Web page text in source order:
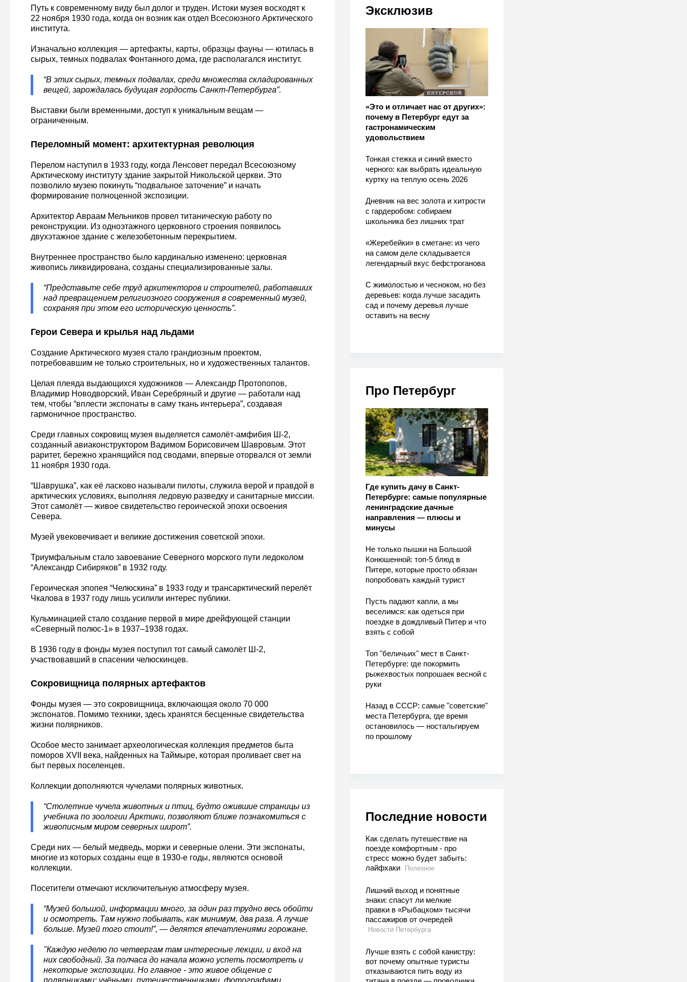
Эксклюзив
«Это и отличает нас от других»:
почему в Петербург едут за
гастронамическим
удовольствием
Тонкая стежка и синий вместо
черного: как выбрать идеальную
куртку на теплую осень 2026
Дневник на вес золота и хитрости
с гардеробом: собираем
школьника без лишних трат
«Жеребейки» в сметане: из чего
на самом деле складывается
легендарный вкус бефстроганова
С жимолостью и чесноком, но без
деревьев: когда лучше засадить
сад и почему деревья лучше
оставить на весну
Про Петербург
Где купить дачу в Санкт-
Петербурге: самые популярные
ленинградские дачные
направления — плюсы и
минусы
Не только пышки на Большой
Конюшенной: топ-5 блюд в
Питере, которые просто обязан
попробовать каждый турист
Пусть падают капли, а мы
веселимся: как одеться при
поездке в дождливый Питер и что
взять с собой
Топ "беличьих" мест в Санкт-
Петербурге: где покормить
рыжехвостых попрошаек весной с
руки
Назад в СССР: самые "советские"
места Петербурга, где время
остановилось — ностальгируем
по прошлому
Последние новости
Как сделать путешествие на
поезде комфортным - про
стресс можно будет забыть:
лайфхаки
Полезное
Лишний выход и понятные
знаки: спасут ли мелкие
правки в «Рыбацком» тысячи
пассажиров от очередей
Новости Петербурга
Лучше взять с собой канистру:
вот почему опытные туристы
отказываются пить воду из
Путь к современному виду был долог и труден. Истоки музея восходят к
22 ноября 1930 года, когда он возник как отдел Всесоюзного Арктического
института.
Изначально коллекция — артефакты, карты, образцы фауны — ютилась в
сырых, темных подвалах Фонтанного дома, где располагался институт.
“В этих сырых, темных подвалах, среди множества складированных
вещей, зарождалась будущая гордость Санкт-Петербурга”.
Выставки были временными, доступ к уникальным вещам —
ограниченным.
Переломный момент: архитектурная революция
Перелом наступил в 1933 году, когда Ленсовет передал Всесоюзному
Арктическому институту здание закрытой Никольской церкви. Это
позволило музею покинуть “подвальное заточение” и начать
формирование полноценной экспозиции.
Архитектор Авраам Мельников провел титаническую работу по
реконструкции. Из одноэтажного церковного строения появилось
двухэтажное здание с железобетонным перекрытием.
Внутреннее пространство было кардинально изменено: церковная
живопись ликвидирована, созданы специализированные залы.
“Представьте себе труд архитекторов и строителей, работавших
над превращением религиозного сооружения в современный музей,
сохраняя при этом его историческую ценность”.
Герои Севера и крылья над льдами
Создание Арктического музея стало грандиозным проектом,
потребовавшим не только строительных, но и художественных талантов.
Целая плеяда выдающихся художников — Александр Протопопов,
Владимир Новодворский, Иван Серебряный и другие — работали над
тем, чтобы “вплести экспонаты в саму ткань интерьера”, создавая
гармоничное пространство.
Среди главных сокровищ музея выделяется самолёт-амфибия Ш-2,
созданный авиаконструктором Вадимом Борисовичем Шавровым. Этот
раритет, бережно хранящийся под сводами, впервые оторвался от земли
11 ноября 1930 года.
“Шаврушка”, как её ласково называли пилоты, служила верой и правдой в
арктических условиях, выполняя ледовую разведку и санитарные миссии.
Этот самолёт — живое свидетельство героической эпохи освоения
Севера.
Музей увековечивает и великие достижения советской эпохи.
Триумфальным стало завоевание Северного морского пути ледоколом
“Александр Сибиряков” в 1932 году.
Героическая эпопея “Челюскина” в 1933 году и трансарктический перелёт
Чкалова в 1937 году лишь усилили интерес публики.
Кульминацией стало создание первой в мире дрейфующей станции
«Северный полюс-1» в 1937–1938 годах.
В 1936 году в фонды музея поступил тот самый самолёт Ш-2,
участвовавший в спасении челюскинцев.
Сокровищница полярных артефактов
Фонды музея — это сокровищница, включающая около 70 000
экспонатов. Помимо техники, здесь хранятся бесценные свидетельства
жизни полярников.
Особое место занимает археологическая коллекция предметов быта
поморов XVII века, найденных на Таймыре, которая проливает свет на
быт первых поселенцев.
Коллекции дополняются чучелами полярных животных.
“Столетние чучела животных и птиц, будто ожившие страницы из
учебника по зоологии Арктики, позволяют ближе познакомиться с
живописным миром северных широт”.
Среди них — белый медведь, моржи и северные олени. Эти экспонаты,
многие из которых созданы еще в 1930-е годы, являются основой
коллекции.
Посетители отмечают исключительную атмосферу музея.
“Музей большой, информации много, за один раз трудно весь обойти
и осмотреть. Там нужно побывать, как минимум, два раза. А лучше
больше. Музей того стоит!”, — делятся впечатлениями горожане.
"Каждую неделю по четвергам там интересные лекции, и вход на
них свободный. За полчаса до начала можно успеть посмотреть и
некоторые экспозиции. Но главное - это живое общение с